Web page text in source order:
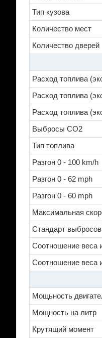
Тип кузова
Количество мест
Количество дверей
Расход топлива
Расход топлива
Расход топлива
Выбросы CO2
Тип топлива
Разгон 0 - 100 km/h
Разгон 0 - 62 mph
Разгон 0 - 60 mph
Максимальная
Стандарт выбросов
Соотношение веса
Соотношение веса
Мощьность
Мощность на литр
Крутящий момент